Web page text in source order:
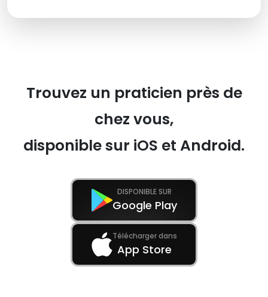
Trouvez un praticien près de
chez vous,
disponible sur iOS et Android.
DISPONIBLE SUR
Google Play
Télécharger dans
App Store